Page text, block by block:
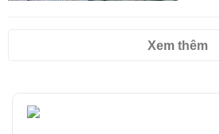
Xem thêm